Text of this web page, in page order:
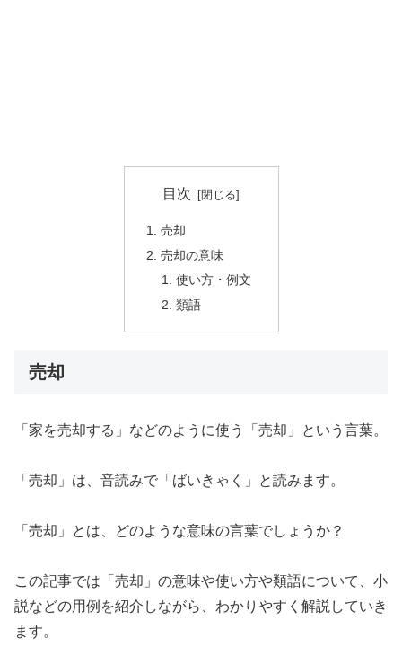
目次
売却
売却の意味
使い方・例文
類語
売却
「家を売却する」などのように使う「売却」という言葉。
「売却」は、音読みで「ばいきゃく」と読みます。
「売却」とは、どのような意味の言葉でしょうか？
この記事では「売却」の意味や使い方や類語について、小
説などの用例を紹介しながら、わかりやすく解説していき
ます。